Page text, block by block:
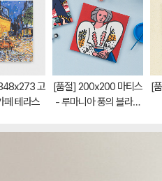
고
페 테라스
[품절] 200x200 마티스
- 루마니아 풍의 블라우
[